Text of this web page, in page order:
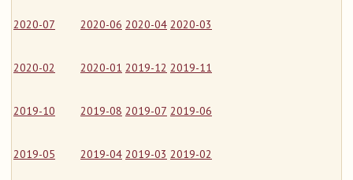
2020-07 2020-06 2020-04 2020-03
2020-02 2020-01 2019-12 2019-11
2019-10 2019-08 2019-07 2019-06
2019-05 2019-04 2019-03 2019-02